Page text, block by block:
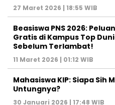
27 Maret 2026 | 18:55 WIB
Beasiswa PNS 2026:
Gratis di Kampus Top
Sebelum Terlambat!
11 Maret 2026 | 01:12 WIB
Mahasiswa KIP: Siapa Sih
Untungnya?
30 Januari 2026 | 17:48 WIB